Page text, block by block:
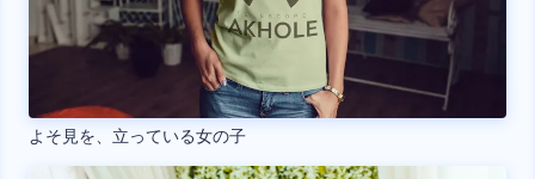
よそ見を、立っている女の子